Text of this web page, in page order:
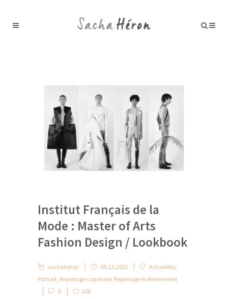
Institut Français de la
Mode : Master of Arts
Fashion Design / Lookbook
sachaheron 09.12.2022 Actualités,
Portrait, Reportage corporate, Reportage événementiel
0
106